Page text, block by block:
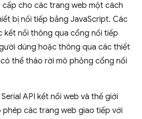
cấp cho các trang web một cách
bị nối tiếp bằng JavaScript. Các
kết nối thông qua cổng nối tiếp
dùng hoặc thông qua các thiết
thể tháo rời mô phỏng cổng nối
API kết nối web và thế giới
các trang web giao tiếp với